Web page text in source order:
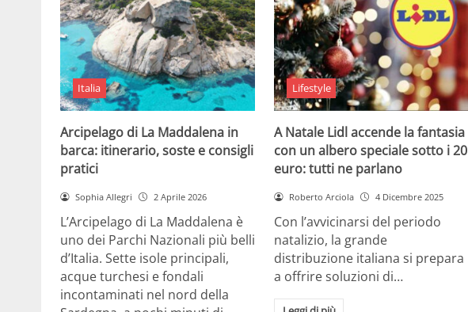
Italia
Arcipelago di La Maddalena in
barca: itinerario, soste e consigli
pratici
Sophia Allegri 2 Aprile 2026
L’Arcipelago di La Maddalena è
uno dei Parchi Nazionali più belli
d’Italia. Sette isole principali,
acque turchesi e fondali
incontaminati nel nord della
Lifestyle
A Natale Lidl accende la fantasia
con un albero speciale sotto i 20
euro: tutti ne parlano
Roberto Arciola 4 Dicembre 2025
Con l’avvicinarsi del periodo
natalizio, la grande
distribuzione italiana si prepara
a offrire soluzioni di…